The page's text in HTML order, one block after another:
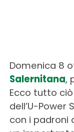
Domenica 8
Salernitana,
Ecco tutto
dell’U-Power
con i padroni